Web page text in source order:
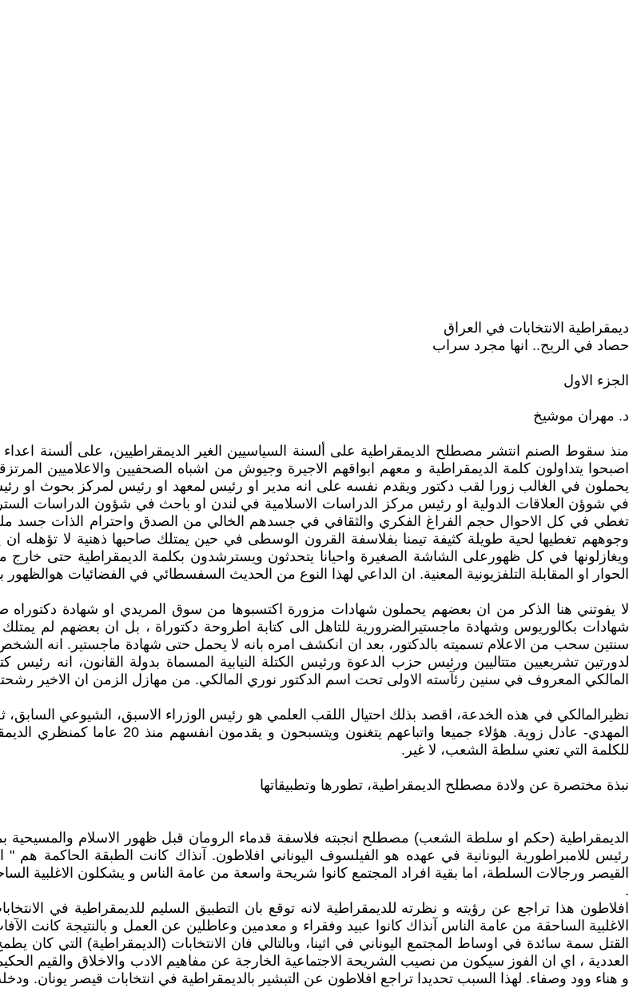
ديمقراطية الانتخابات في العراق
حصاد في الريح.. انها مجرد سراب
الجزء الاول
د. مهران موشيخ
منذ سقوط الصنم انتشر مصطلح الديمقراطية على ألسنة السياسيين الغير الديمقراطيين، على ألسنة اعداء
اصبحوا يتداولون كلمة الديمقراطية و معهم ابواقهم الاجيرة وجيوش من اشباه الصحفيين والاعلاميين
يحملون في الغالب زورا لقب دكتور ويقدم نفسه على انه مدير او رئيس لمعهد او رئيس لمركز بحوث او
في شوؤن العلاقات الدولية او رئيس مركز الدراسات الاسلامية في لندن او باحث في شؤون الدراسات
تغطي في كل الاحوال حجم الفراغ الفكري والثقافي في جسدهم الخالي من الصدق واحترام الذات جسد ملئ
وجوههم تغطيها لحية طويلة كثيفة تيمنا بفلاسفة القرون الوسطى في حين يمتلك صاحبها ذهنية لا تؤهله
ويغازلونها في كل ظهورعلى الشاشة الصغيرة واحيانا يتحدثون ويسترشدون بكلمة الديمقراطية حتى خارج
الحوار او المقابلة التلفزيونية المعنية. ان الداعي لهذا النوع من الحديث السفسطائي في الفضائيات
لا يفوتني هنا الذكر من ان بعضهم يحملون شهادات مزورة اكتسبوها من سوق المريدي او شهادة دكتوراه
شهادات بكالوريوس وشهادة ماجستيرالضرورية للتاهل الى كتابة اطروحة دكتوراة ، بل ان بعضهم لم
سنتين سحب من الاعلام تسميته بالدكتور، بعد ان انكشف امره بانه لا يحمل حتى شهادة ماجستير. انه
المالكي المعروف في سنين رئآسته الاولى تحت اسم الدكتور نوري المالكي. من مهازل الزمن ان الاخير
نظيرالمالكي في هذه الخدعة، اقصد بذلك احتيال اللقب العلمي هو رئيس الوزراء الاسبق، الشيوعي السابق،
المهدي- عادل زوية. هؤلاء جميعا
للكلمة التي تعني سلطة الشعب، لا غير.
نبذة مختصرة عن ولادة مصطلح الديمقراطية، تطورها وتطبيقاتها
الديمقراطية (حكم او سلطة الشعب) مصطلح انجبته فلاسفة قدماء الرومان قبل ظهور الاسلام والمسيحية
رئيس للامبراطورية اليونانية في عهده هو الفيلسوف اليوناني افلاطون. آنذاك كانت الطبقة الحاكمة
القيصر ورجالات السلطة، اما بقية افراد المجتمع كانوا شريحة واسعة من عامة الناس و يشكلون الاغلبية
.
افلاطون هذا تراجع عن رؤيته و نظرته للديمقراطية لانه توقع بان التطبيق السليم للديمقراطية في
الاغلبية الساحقة من عامة الناس آنذاك كانوا عبيد وفقراء و معدمين وعاطلين عن العمل و بالنتيجة
القتل سمة سائدة في اوساط المجتمع اليوناني في اثينا، وبالتالي فان الانتخابات (الديمقراطية) التي كان
العددية ، اي ان الفوز سيكون من نصيب الشريحة الاجتماعية الخارجة عن مفاهيم الادب والاخلاق والقيم
و هناء وود وصفاء. لهذا السبب تحديدا تراجع افلاطون عن التبشير بالديمقراطية في انتخابات قيصر يونان.